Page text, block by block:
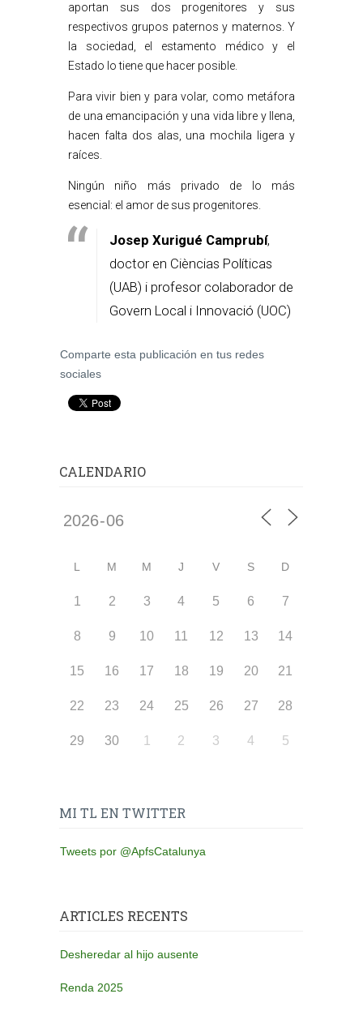
aportan sus dos progenitores y sus
respectivos grupos paternos y maternos. Y
la sociedad, el estamento médico y el
Estado lo tiene que hacer posible.
Para vivir bien y para volar, como metáfora
de una emancipación y una vida libre y llena,
hacen falta dos alas, una mochila ligera y
raíces.
Ningún niño más privado de lo más
esencial: el amor de sus progenitores.
Josep Xurigué Camprubí,
doctor en Cièncias Políticas
(UAB) i profesor colaborador de
Govern Local i Innovació (UOC)
Comparte esta publicación en tus redes
sociales
CALENDARIO
L M M J V S D
1 2 3 4 5 6 7
8 9 10 11 12 13 14
15 16 17 18 19 20 21
22 23 24 25 26 27 28
29 30 1 2 3 4 5
MI TL EN TWITTER
Tweets por @ApfsCatalunya
ARTICLES RECENTS
Desheredar al hijo ausente
Renda 2025